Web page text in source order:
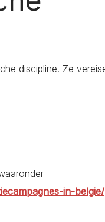
discipline. Ze
in-belgie/